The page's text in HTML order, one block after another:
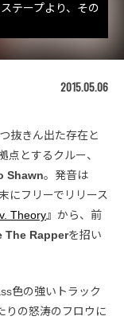
テープより、その
2015.05.06
抜きん出た存在と
点とするクルー、
Shawn。発音は
にフリーでリリース
Theory』から、前
The Rapperを招い
色の強いトラック
りの怒涛のフロウに